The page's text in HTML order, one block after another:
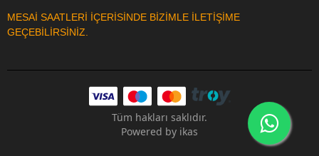
MESAİ SAATLERİ İÇERİSİNDE BİZİMLE İLETİŞİME
GEÇEBİLİRSİNİZ.
Tüm hakları saklıdır.
Powered by ikas